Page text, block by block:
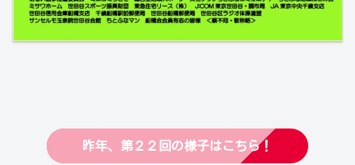
昨年、第２２回の様子はこちら！